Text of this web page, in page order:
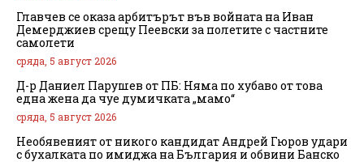
Главчев се оказа арбитърът във войната на Иван
Демерджиев срещу Пеевски за полетите с частните
самолети
сряда, 5 август 2026
Д-р Даниел Парушев от ПБ: Няма по хубаво от това
една жена да чуе думичката „мамо“
сряда, 5 август 2026
Необявеният от никого кандидат Андрей Гюров удари
с бухалката по имиджа на България и обвини Банско